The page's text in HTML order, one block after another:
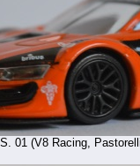
01 (V8 Racing,